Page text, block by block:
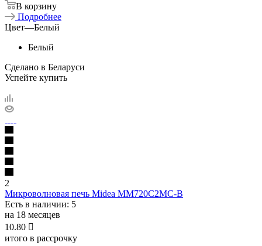
В корзину
Подробнее
Цвет—Белый
Белый
Сделано в Беларуси
Успейте купить
2
Микроволновая печь Midea MM720C2MC-B
Есть в наличии: 5
на 18 месяцев
10.80 
итого в рассрочку